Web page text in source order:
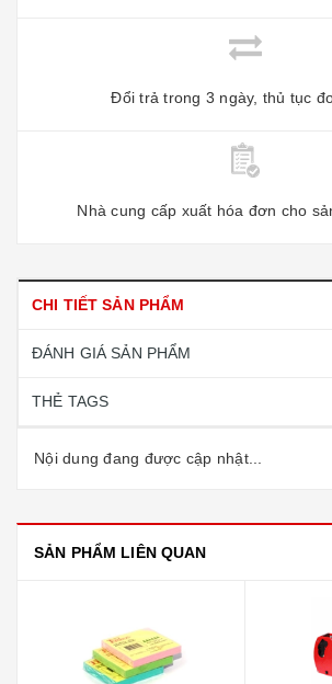
Đổi trả trong 3 ngày, thủ tục
Nhà cung cấp xuất hóa đơn cho
CHI TIẾT SẢN PHẨM
ĐÁNH GIÁ SẢN PHẨM
THẺ TAGS
Nội dung đang được cập nhật...
SẢN PHẨM LIÊN QUAN